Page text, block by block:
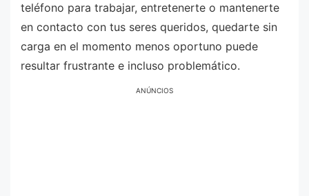
teléfono para trabajar, entretenerte o mantenerte
en contacto con tus seres queridos, quedarte sin
carga en el momento menos oportuno puede
resultar frustrante e incluso problemático.
ANÚNCIOS